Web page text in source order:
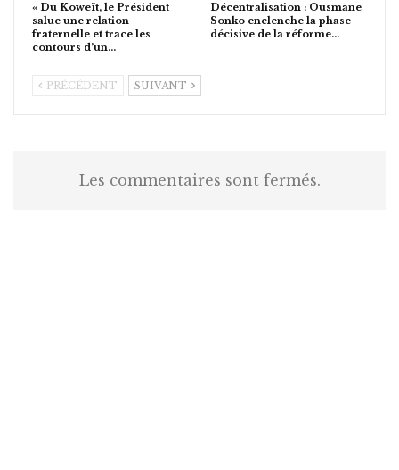
« Du Koweït, le Président
salue une relation
fraternelle et trace les
contours d’un…
Décentralisation : Ousmane
Sonko enclenche la phase
décisive de la réforme…
PRÉCÉDENT SUIVANT
Les commentaires sont fermés.